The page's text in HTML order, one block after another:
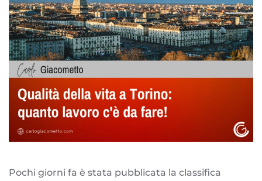
Pochi giorni fa è stata pubblicata la classifica